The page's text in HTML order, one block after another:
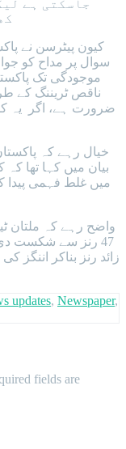
جاسکتی ہے
کیون پیٹرسن نے
سوال پر مداح کو
موجودگی تک
ناقص ٹریننگ کے
ضرورت ہے، اگر یہ
خیال رہے کہ
بیان میں کہا تھا
میں غلط فہمی پیدا
واضح رہے کہ ملتان
زائد رنز بناکر
updates, Newspaper,
fields are